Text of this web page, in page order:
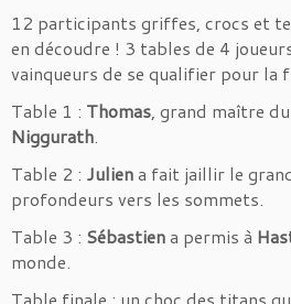
12 participants griffes, crocs et
en découdre ! 3 tables de 4
vainqueurs de se qualifier pour la
Table 1 : Thomas, grand maître
Niggurath.
Table 2 : Juliena fait jaillir le
profondeurs vers les sommets.
Table 3 : Sébastiena permis à
monde.